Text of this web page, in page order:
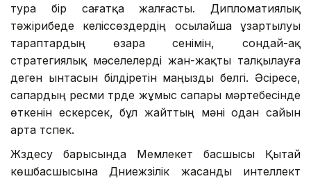
тура бір сағатқа жалғасты. Дипломатиялық
тәжірибеде келіссөздердің осылайша ұзартылуы
тараптардың өзара сенімін, сондай-ақ
стратегиялық мәселелерді жан-жақты талқылауға
деген ынтасын білдіретін маңызды белгі. Әсіресе,
сапардың ресми түрде жұмыс сапары мәртебесінде
өткенін ескерсек, бұл жайттың мәні одан сайын
арта түспек.
Жүздесу барысында Мемлекет басшысы Қытай
көшбасшысына Дүниежүзілік жасанды интеллект